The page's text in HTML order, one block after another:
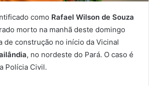
como Rafael Wilson de Souza
morto na manhã deste domingo
de construção no início da Vicinal
, no nordeste do Pará. O caso é
Polícia Civil.